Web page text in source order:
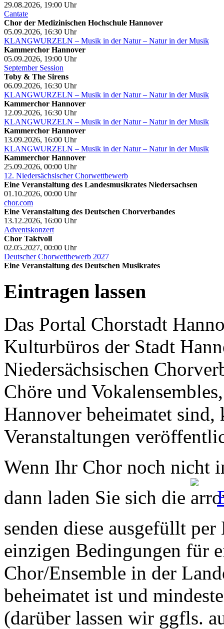
29.08.2026, 19:00 Uhr
Cantate
Chor der Medizinischen Hochschule Hannover
05.09.2026, 16:30 Uhr
KLANGWURZELN – Musik in der Natur – Natur in der Musik
Kammerchor Hannover
05.09.2026, 19:00 Uhr
September Session
Toby & The Sirens
06.09.2026, 16:30 Uhr
KLANGWURZELN – Musik in der Natur – Natur in der Musik
Kammerchor Hannover
12.09.2026, 16:30 Uhr
KLANGWURZELN – Musik in der Natur – Natur in der Musik
Kammerchor Hannover
13.09.2026, 16:00 Uhr
KLANGWURZELN – Musik in der Natur – Natur in der Musik
Kammerchor Hannover
25.09.2026, 00:00 Uhr
12. Niedersächsischer Chorwettbewerb
Eine Veranstaltung des Landesmusikrates Niedersachsen
01.10.2026, 00:00 Uhr
chor.com
Eine Veranstaltung des Deutschen Chorverbandes
13.12.2026, 16:00 Uhr
Adventskonzert
Chor Taktvoll
02.05.2027, 00:00 Uhr
Deutscher Chorwettbewerb 2027
Eine Veranstaltung des Deutschen Musikrates
Eintragen lassen
Das Portal Chorstadt
Kulturbüros der Stadt
Niedersächsischen
Chöre und
Hannover beheimatet sind,
Veranstaltungen
Wenn Ihr Chor noch nicht
dann laden Sie sich die
senden diese ausgefüllt
einzigen Bedingungen für
Chor/Ensemble in der
beheimatet ist und
(darüber lassen wir ggfls.